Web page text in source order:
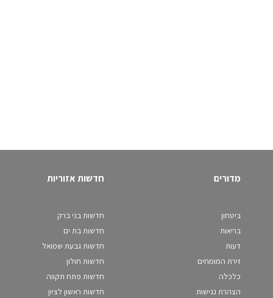
מדורים
ביטחון
בריאות
דעות
זירת המומחים
כלכלה
הצהרת נגישות
חדשות אזוריות
חדשות בני ברק
חדשות בת ים
חדשות גבעת שמואל
חדשות חולון
חדשות פתח תקווה
חדשות ראשון לציון